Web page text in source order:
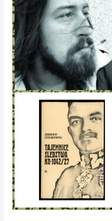
Zagórski,
oficer
Wojska
Polskiego,
którego
zaginięcie
wstrząsnęło
międzywojenną
Polską
bohaterem
ostatniego
wydania
KROKu.
PODCAST!